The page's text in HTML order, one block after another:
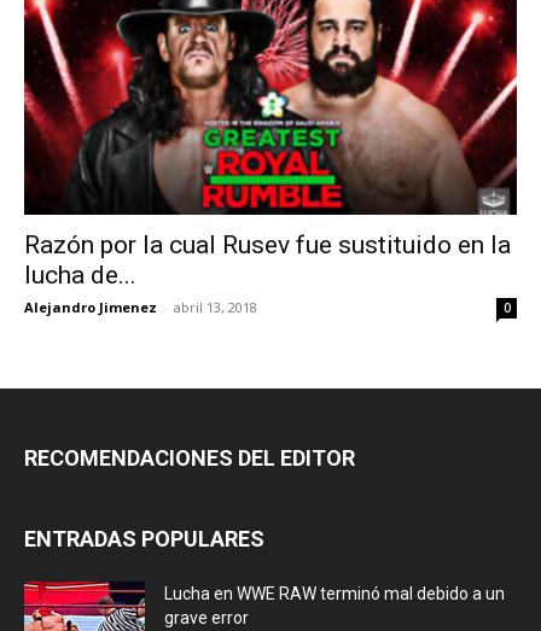
Razón por la cual Rusev fue sustituido en la
lucha de...
Alejandro Jimenez - abril 13, 2018 0
RECOMENDACIONES DEL EDITOR
ENTRADAS POPULARES
Lucha en WWE RAW terminó mal debido a un
grave error